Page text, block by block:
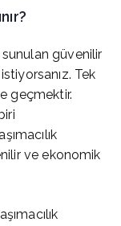
güvenilir
Tek
geçmektir.
ve ekonomik